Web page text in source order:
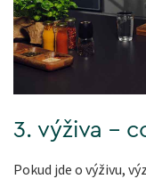
3. výživa -
Pokud jde o výživu,